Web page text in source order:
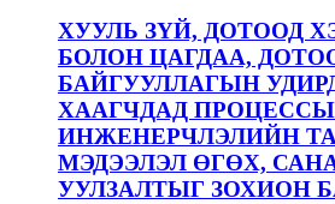
ХУУЛЬ ЗҮЙ, ДОТООД
БОЛОН ЦАГДАА,
БАЙГУУЛЛАГЫН
ХААГЧДАД
ИНЖЕНЕРЧЛЭЛИЙН
МЭДЭЭЛЭЛ ӨГӨХ,
УУЛЗАЛТЫГ ЗОХИОН